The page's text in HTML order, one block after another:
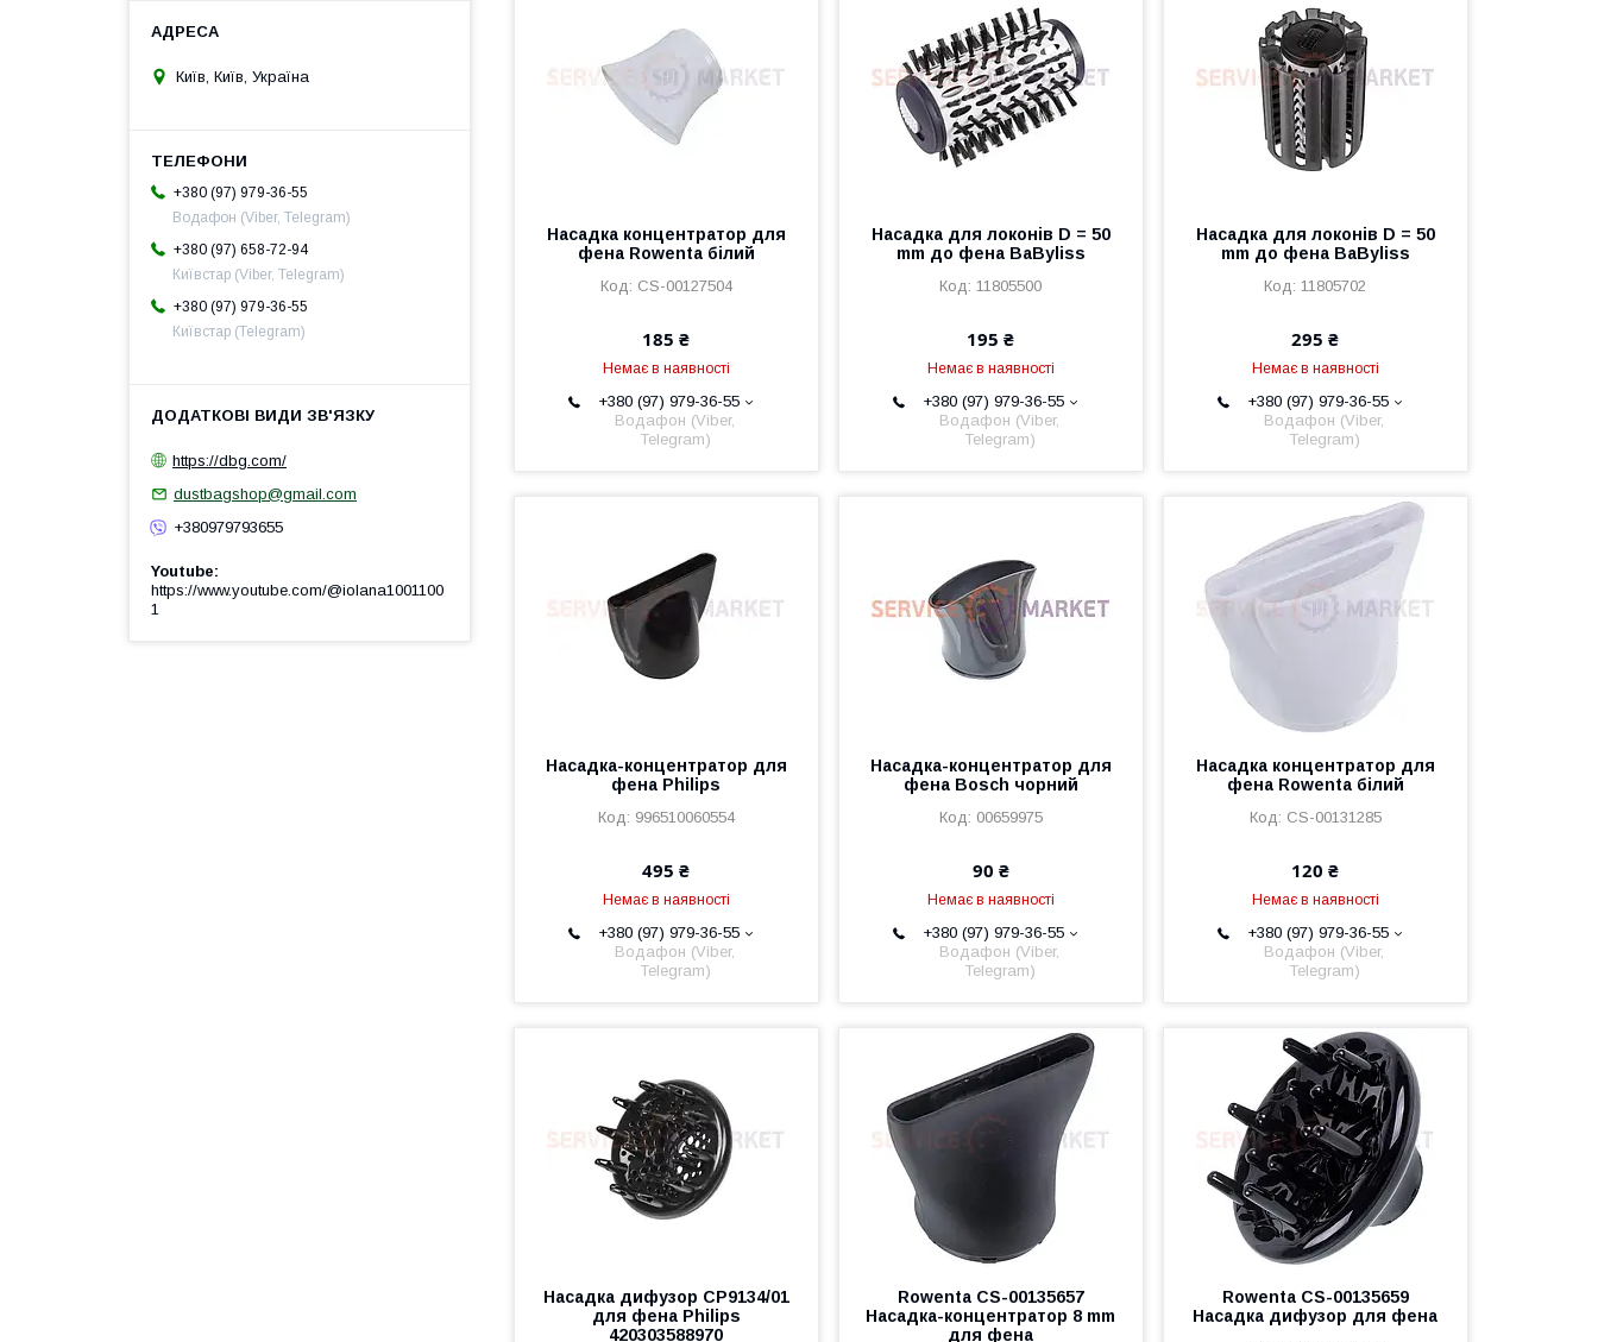
Насадка концентратор для
фена Rowenta білий
CS-00127504
185 ₴
Немає в наявності
+380 (97) 979-36-55
Водафон (Viber,
Telegram)
Насадка для локонів D = 50
mm до фена BaByliss
11805500
195 ₴
Немає в наявності
+380 (97) 979-36-55
Водафон (Viber,
Telegram)
Насадка для локонів D = 50
mm до фена BaByliss
11805702
295 ₴
Немає в наявності
+380 (97) 979-36-55
Водафон (Viber,
Telegram)
Насадка-концентратор для
фена Philips
996510060554
495 ₴
Немає в наявності
+380 (97) 979-36-55
Водафон (Viber,
Telegram)
Насадка-концентратор для
фена Bosch чорний
00659975
90 ₴
Немає в наявності
+380 (97) 979-36-55
Водафон (Viber,
Telegram)
Насадка концентратор для
фена Rowenta білий
CS-00131285
120 ₴
Немає в наявності
+380 (97) 979-36-55
Водафон (Viber,
Telegram)
Насадка дифузор CP9134/01
для фена Philips
420303588970
Rowenta CS-00135657
Насадка-концентратор 8 mm
для фена
Rowenta CS-00135659
Насадка дифузор для фена
Київ, Київ, Україна
+380 (97) 979-36-55
Водафон (Viber, Telegram)
+380 (97) 658-72-94
Київстар (Viber, Telegram)
+380 (97) 979-36-55
Київстар (Telegram)
https://dbg.com/
dustbagshop@gmail.com
+380979793655
Youtube
https://www.youtube.com/@iolana1001100
1